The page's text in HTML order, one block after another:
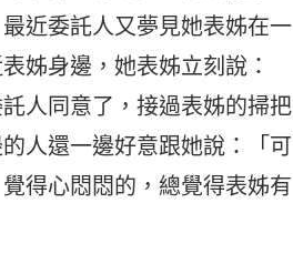
近委託人又夢見她表姊在一
姊身邊，她表姊立刻說：
人同意了，接過表姊的掃把
人還一邊好意跟她說：「可
得心悶悶的，總覺得表姊有